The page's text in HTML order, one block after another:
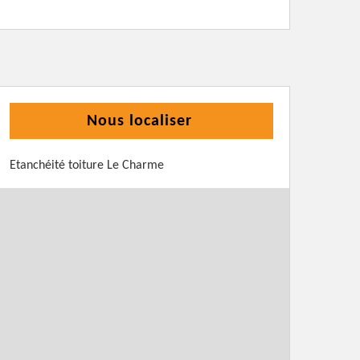
Nous localiser
Etanchéité toiture Le Charme